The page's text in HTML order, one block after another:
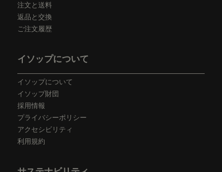
注文と送料
返品と交換
ご注文履歴
イソップについて
イソップについて
イソップ財団
採用情報
プライバシーポリシー
アクセシビリティ
利用規約